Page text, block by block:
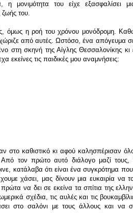
μονιμότητα του είχε εξασφαλίσει
ζωής του.
όμως η ροή του χρόνου μονόδρομη.
από αυτές. Ωστόσο, ένα απόγευμα
στη σκηνή της Αίγλης Θεσσαλονίκης κι
εκείνες τις παιδικές μου αναμνήσεις:
στο καθιστικό κι αφού καλησπέρισαν
Από τον πρώτο αυτό διάλογο μαζί
κατάλαβα ότι είναι ένα συγκρότημα
χάσει, μας δίνουν μια ευκαιρία να
να δει σε εκείνα τα σπίτια της
σχέδια, τις αυλές και τις
στο σαλόνι με τους άλλους και να